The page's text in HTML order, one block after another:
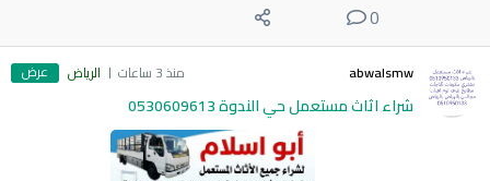
0
abwalsmw منذ 3 ساعات الرياض عرض
شراء اثاث مستعمل حي الندوة 0530609613